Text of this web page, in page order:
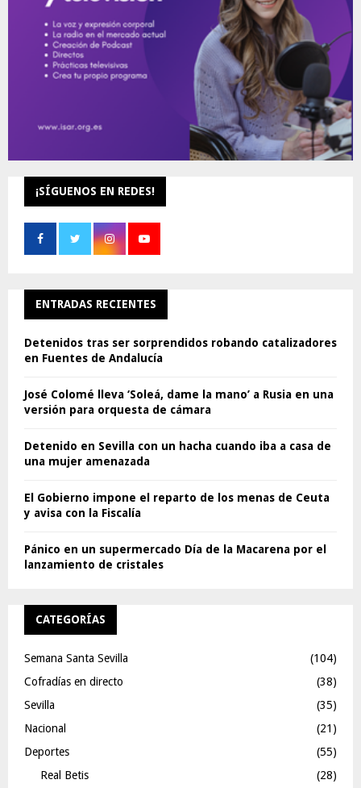
¡SÍGUENOS EN REDES!
ENTRADAS RECIENTES
Detenidos tras ser sorprendidos robando catalizadores
en Fuentes de Andalucía
José Colomé lleva ‘Soleá, dame la mano’ a Rusia en una
versión para orquesta de cámara
Detenido en Sevilla con un hacha cuando iba a casa de
una mujer amenazada
El Gobierno impone el reparto de los menas de Ceuta
y avisa con la Fiscalía
Pánico en un supermercado Día de la Macarena por el
lanzamiento de cristales
CATEGORÍAS
Semana Santa Sevilla
(104)
Cofradías en directo
(38)
Sevilla
(35)
Nacional
(21)
Deportes
(55)
Real Betis
(28)